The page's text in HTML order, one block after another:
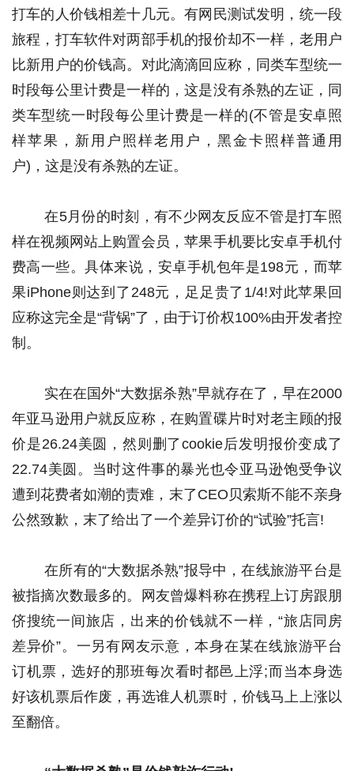
打车的人价钱相差十几元。有网民测试发明，统一段
旅程，打车软件对两部手机的报价却不一样，老用户
比新用户的价钱高。对此滴滴回应称，同类车型统一
时段每公里计费是一样的，这是没有杀熟的左证，同
类车型统一时段每公里计费是一样的(不管是安卓照
样苹果，新用户照样老用户，黑金卡照样普通用
户)，这是没有杀熟的左证。
在5月份的时刻，有不少网友反应不管是打车照
样在视频网站上购置会员，苹果手机要比安卓手机付
费高一些。具体来说，安卓手机包年是198元，而苹
果iPhone则达到了248元，足足贵了1/4!对此苹果回
应称这完全是“背锅”了，由于订价权100%由开发者控
制。
年亚马逊用户就反应称，在购置碟片时对老主顾的报
价是26.24美圆，然则删了cookie后发明报价变成了
22.74美圆。当时这件事的暴光也令亚马逊饱受争议
遭到花费者如潮的责难，末了CEO贝索斯不能不亲身
公然致歉，末了给出了一个差异订价的“试验”托言!
在所有的“大数据杀熟”报导中，在线旅游平台是
被指摘次数最多的。网友曾爆料称在携程上订房跟朋
侪搜统一间旅店，出来的价钱就不一样，“旅店同房
差异价”。一另有网友示意，本身在某在线旅游平台
订机票，选好的那班每次看时都邑上浮;而当本身选
好该机票后作废，再选谁人机票时，价钱马上上涨以
至翻倍。